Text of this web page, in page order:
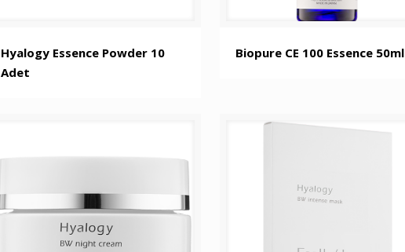
Hyalogy Essence Powder 10
Adet
Biopure CE 100 Essence 50ml